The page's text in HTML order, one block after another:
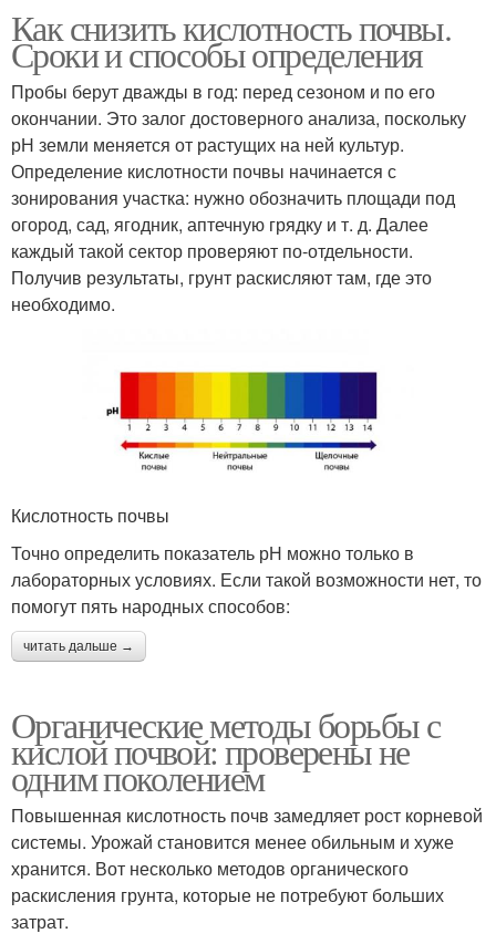
Как снизить кислотность почвы.
Сроки и способы определения
Пробы берут дважды в год: перед сезоном и по его
окончании. Это залог достоверного анализа, поскольку
рН земли меняется от растущих на ней культур.
Определение кислотности почвы начинается с
зонирования участка: нужно обозначить площади под
огород, сад, ягодник, аптечную грядку и т. д. Далее
каждый такой сектор проверяют по-отдельности.
Получив результаты, грунт раскисляют там, где это
необходимо.
Кислотность почвы
Точно определить показатель рН можно только в
лабораторных условиях. Если такой возможности нет, то
помогут пять народных способов:
читать дальше →
Органические методы борьбы с
кислой почвой: проверены не
одним поколением
Повышенная кислотность почв замедляет рост корневой
системы. Урожай становится менее обильным и хуже
хранится. Вот несколько методов органического
раскисления грунта, которые не потребуют больших
затрат.